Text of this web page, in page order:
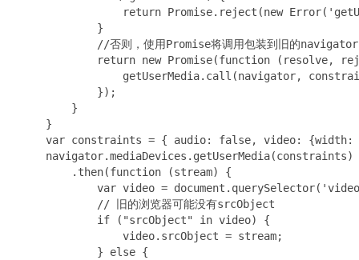
return Promise.reject(new
}
//否则，使用Promise将调用包装到旧的
return new Promise(function (resolve,
getUserMedia.call(navigator,
});
}
}
var constraints = { audio: false, video: {width:
navigator.mediaDevices.getUserMedia(constraints)
.then(function (stream) {
var video =
// 旧的浏览器可能没有srcObject
if ("srcObject" in video) {
video.srcObject = stream;
} else {